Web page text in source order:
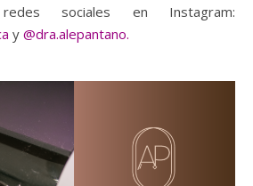
sociales en Instagram:
y @dra.alepantano.